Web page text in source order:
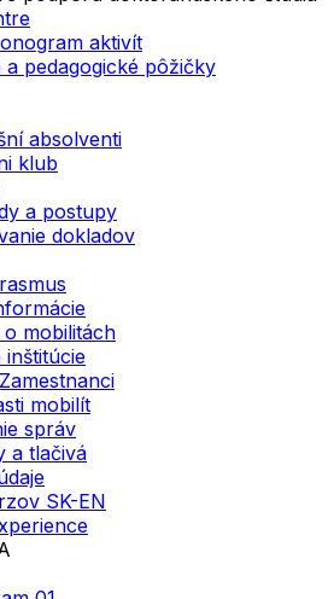
aktivít
a pedagogické pôžičky
absolventi
klub
a postupy
dokladov
mobilitách
inštitúcie
mobilít
správ
a tlačivá
SK-EN